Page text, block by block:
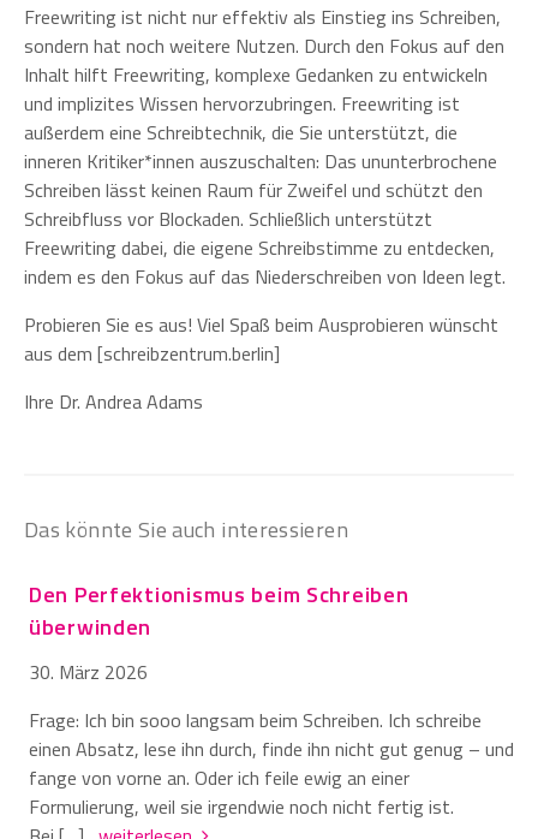
Freewriting ist nicht nur effektiv als Einstieg ins Schreiben,
sondern hat noch weitere Nutzen. Durch den Fokus auf den
Inhalt hilft Freewriting, komplexe Gedanken zu entwickeln
und implizites Wissen hervorzubringen. Freewriting ist
außerdem eine Schreibtechnik, die Sie unterstützt, die
inneren Kritiker*innen auszuschalten: Das ununterbrochene
Schreiben lässt keinen Raum für Zweifel und schützt den
Schreibfluss vor Blockaden. Schließlich unterstützt
Freewriting dabei, die eigene Schreibstimme zu entdecken,
indem es den Fokus auf das Niederschreiben von Ideen legt.
Probieren Sie es aus! Viel Spaß beim Ausprobieren wünscht
aus dem [schreibzentrum.berlin]
Ihre Dr. Andrea Adams
Das könnte Sie auch interessieren
Den Perfektionismus beim Schreiben
überwinden
30. März 2026
Frage: Ich bin sooo langsam beim Schreiben. Ich schreibe
einen Absatz, lese ihn durch, finde ihn nicht gut genug – und
fange von vorne an. Oder ich feile ewig an einer
Formulierung, weil sie irgendwie noch nicht fertig ist.